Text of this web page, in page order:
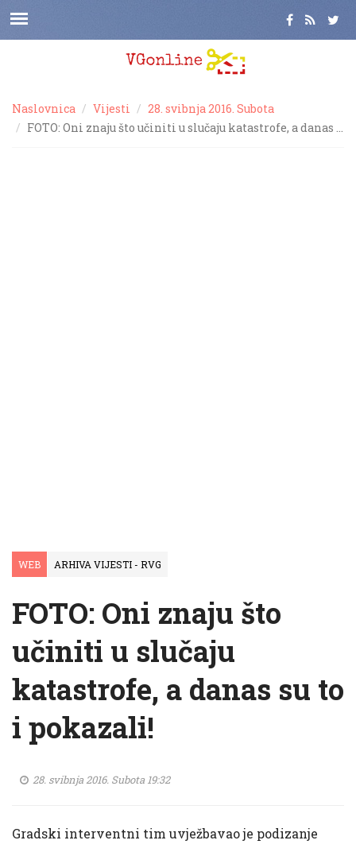
Naslovnica Vijesti
28. svibnja 2016. Subota
FOTO: Oni znaju što učiniti u slučaju katastrofe, a danas …
WEB ARHIVA VIJESTI - RVG
FOTO: Oni znaju što
učiniti u slučaju
katastrofe, a danas su to
i pokazali!
28. svibnja 2016. Subota 19:32
Gradski interventni tim uvježbavao je podizanje